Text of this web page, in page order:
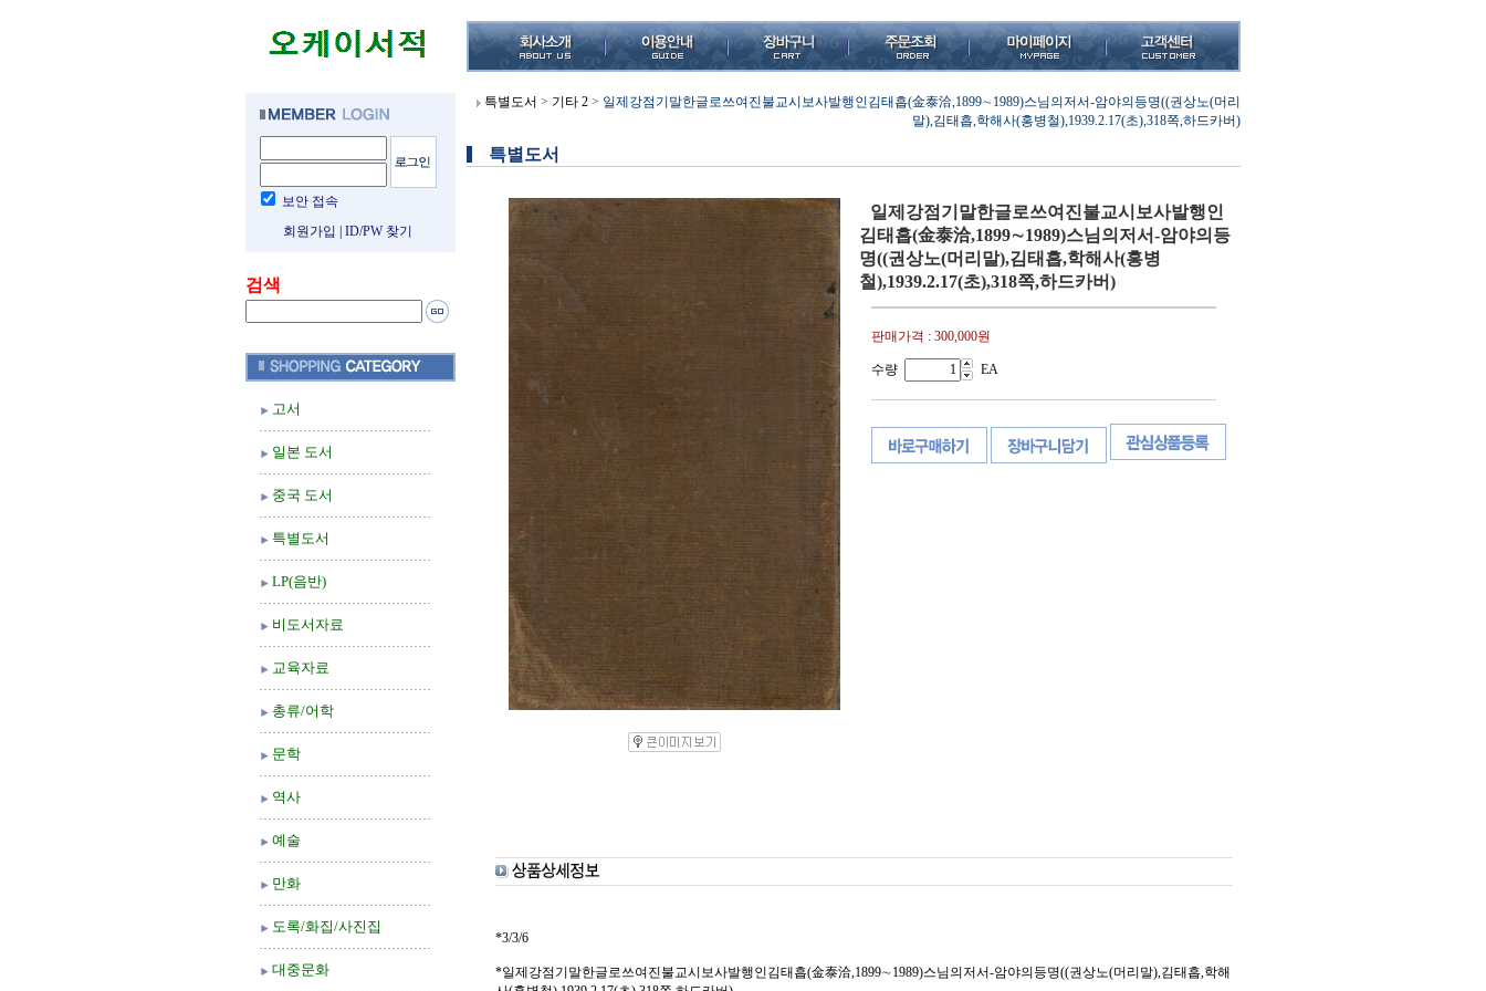
보안 접속
회원가입
ID/PW 찾기
검색
고서
일본 도서
중국 도서
특별도서
LP(음반)
비도서자료
교육자료
총류/어학
문학
역사
예술
만화
도록/화집/사진집
대중문화
특별도서 > 기타 2 > 일제강점기말한글로쓰여진불교시보사발행인김태흡(金泰洽,1899∼1989)스님의저서-암야의등명((권상노(머리
말),김태흡,학해사(홍병철),1939.2.17(초),318쪽,하드카버)
특별도서
일제강점기말한글로쓰여진불교시보사발행인
김태흡(金泰洽,1899∼1989)스님의저서-암야의등
명((권상노(머리말),김태흡,학해사(홍병
철),1939.2.17(초),318쪽,하드카버)
판매가격 : 300,000원
수량 EA
*3/3/6
*일제강점기말한글로쓰여진불교시보사발행인김태흡(金泰洽,1899∼1989)스님의저서-암야의등명((권상노(머리말),김태흡,학해